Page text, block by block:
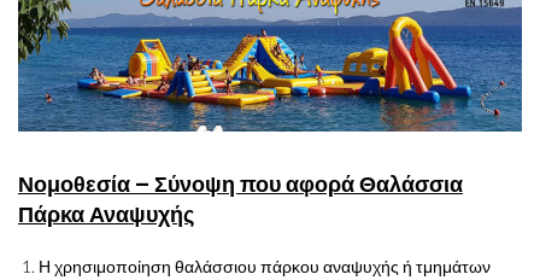
Νομοθεσία – Σύνοψη που αφορά Θαλάσσια
Πάρκα Αναψυχής
Η χρησιμοποίηση θαλάσσιου πάρκου αναψυχής ή τμημάτων